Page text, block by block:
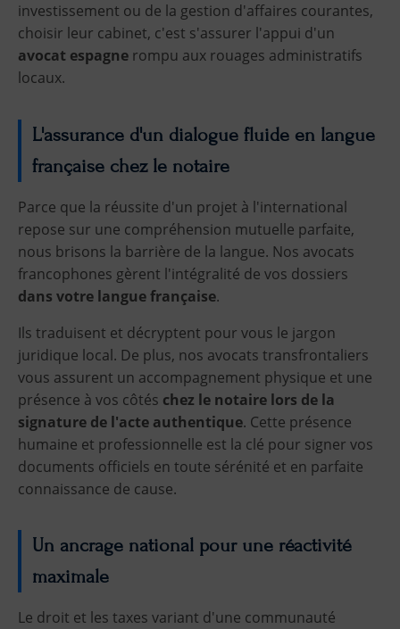
investissement ou de la gestion d'affaires courantes,
choisir leur cabinet, c'est s'assurer l'appui d'un
avocat espagne rompu aux rouages administratifs
locaux.
L'assurance d'un dialogue fluide en langue
française chez le notaire
Parce que la réussite d'un projet à l'international
repose sur une compréhension mutuelle parfaite,
nous brisons la barrière de la langue. Nos avocats
francophones gèrent l'intégralité de vos dossiers
dans votre langue française.
Ils traduisent et décryptent pour vous le jargon
juridique local. De plus, nos avocats transfrontaliers
vous assurent un accompagnement physique et une
présence à vos côtés chez le notaire lors de la
signature de l'acte authentique. Cette présence
humaine et professionnelle est la clé pour signer vos
documents officiels en toute sérénité et en parfaite
connaissance de cause.
Un ancrage national pour une réactivité
maximale
Le droit et les taxes variant d'une communauté